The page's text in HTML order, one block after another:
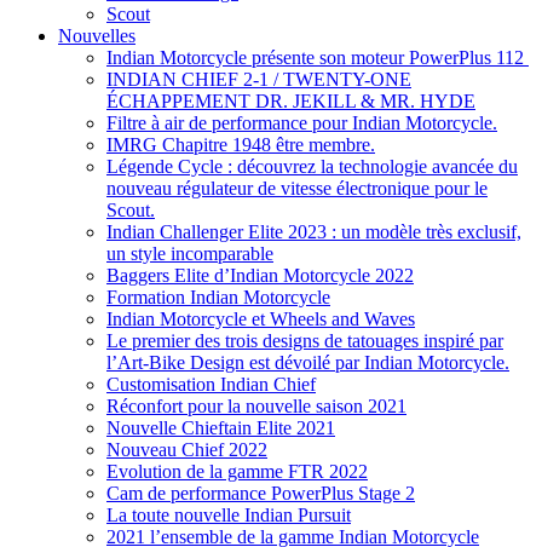
Scout
Nouvelles
Indian Motorcycle présente son moteur PowerPlus 112
INDIAN CHIEF 2-1 / TWENTY-ONE
ÉCHAPPEMENT DR. JEKILL & MR. HYDE
Filtre à air de performance pour Indian Motorcycle.
IMRG Chapitre 1948 être membre.
Légende Cycle : découvrez la technologie avancée du
nouveau régulateur de vitesse électronique pour le
Scout.
Indian Challenger Elite 2023 : un modèle très exclusif,
un style incomparable
Baggers Elite d’Indian Motorcycle 2022
Formation Indian Motorcycle
Indian Motorcycle et Wheels and Waves
Le premier des trois designs de tatouages inspiré par
l’Art-Bike Design est dévoilé par Indian Motorcycle.
Customisation Indian Chief
Réconfort pour la nouvelle saison 2021
Nouvelle Chieftain Elite 2021
Nouveau Chief 2022
Evolution de la gamme FTR 2022
Cam de performance PowerPlus Stage 2
La toute nouvelle Indian Pursuit
2021 l’ensemble de la gamme Indian Motorcycle